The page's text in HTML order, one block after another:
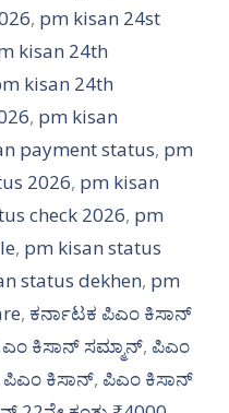
, pm kisan 24st
kisan 24th
kisan 24th
, pm kisan
payment status, pm
2026, pm kisan
check 2026, pm
, pm kisan status
status dekhen, pm
, ಕರ್ನಾಟಕ ಪಿಎಂ ಕಿಸಾನ್
ಕಿಸಾನ್ ಸಮ್ಮಾನ್, ಪಿಎಂ
ಪಿಎಂ ಕಿಸಾನ್, ಪಿಎಂ ಕಿಸಾನ್